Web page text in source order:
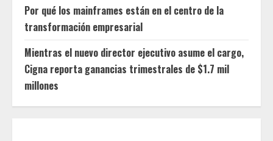
Por qué los mainframes están en el centro de la
transformación empresarial
Mientras el nuevo director ejecutivo asume el cargo,
Cigna reporta ganancias trimestrales de $1.7 mil
millones